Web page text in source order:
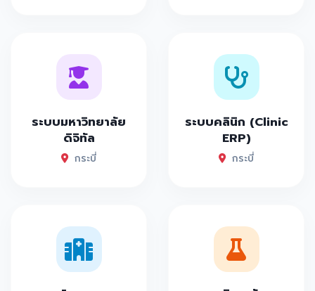
ระบบมหาวิทยาลัย
ดิจิทัล
กระบี่
ระบบคลินิก (Clinic
ERP)
กระบี่